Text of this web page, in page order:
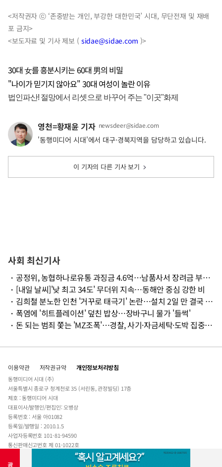
<저작권자 ⓒ ‘존중받는 개인, 부강한 대한민국’ 시대, 무단전재 및 재배
포 금지>
<보도자료 및 기사 제보 ( sidae@sidae.com )>
30대 女를 흥분시키는 60대 男의 비밀
"나이가 믿기지 않아요" 30대 여성이 놀란 이유
영천=황재윤 기자 newsdeer@sidae.com
'동행미디어 시대'에서 대구·경북지역을 담당하고 있습니다.
이 기자의 다른 기사 보기
사회 최신기사
・
공정위, 농협하나로유통 과징금 4.6억…남품사서 장려금 부당 수취
・ [내일 날씨]'낮 최고 34도' 무더위 지속…동해안 중심 강한 비
・
김희철 분노한 인천 '거꾸로 태극기' 논란…설치 2일 만 결국 철거
・ 폭염에 '히트플레이션' 덮친 밥상…장바구니 물가 '들썩'
・
돈 되는 범죄 쫓는 'MZ조폭'…경찰, 사기·자금세탁·도박 집중단속
이용약관 저작권규약 개인정보처리방침
동행미디어 시대 (주)
서울특별시 종로구 청계천로 35 (서린동, 관정빌딩) 17층
제호 : 동행미디어 시대
대표이사/발행인/편집인: 오병상
등록번호 : 서울 아01082
등록일/발행일 : 2010.1.5
사업자등록번호 101-81-94590
통신판매신고번호 제 01-1022호
sidae@sidae.com
Tel : 02-723-5114